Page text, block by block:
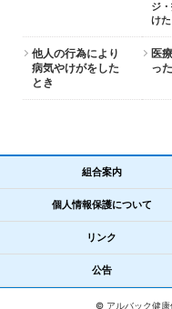
ジ
け
他人の行為により
病気やけがをした
とき
医
っ
組合案内
個人情報保護について
リンク
公告
©アルバック健康